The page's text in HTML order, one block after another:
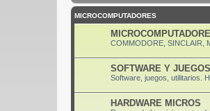
MICROCOMPUTADORES
COMMODORE, SINCLAIR,
SOFTWARE Y
Software, juegos, utilitarios.
HARDWARE MICROS